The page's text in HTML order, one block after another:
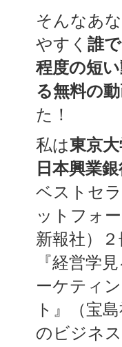
そんなあ
やすく誰
程度の短
る無料の
た！
私は東京
日本興業
ベストセ
ットフォ
新報社）
『経営学
ーケティ
ト』（宝
のビジネ